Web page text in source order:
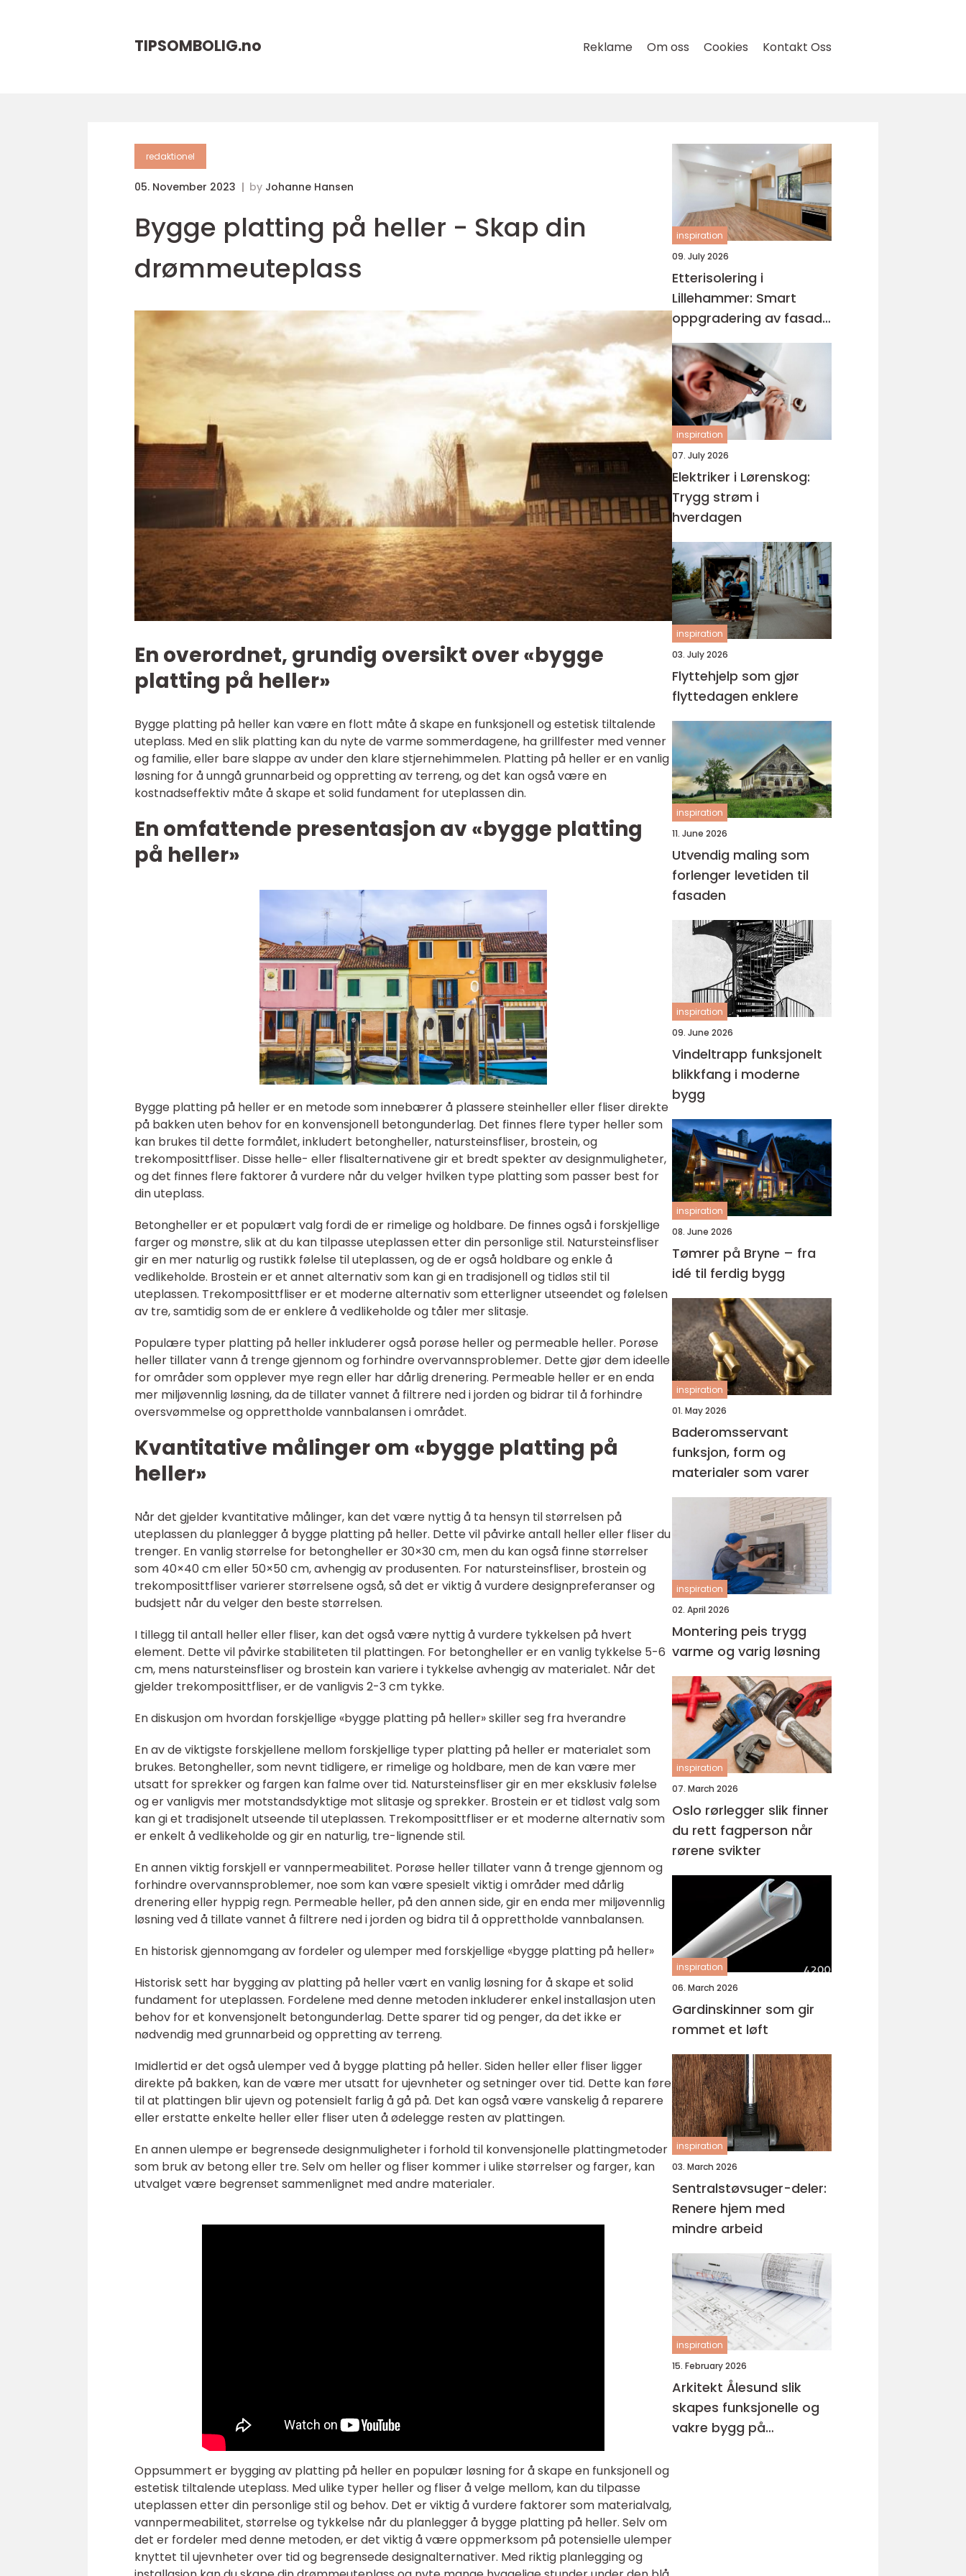
TIPSOMBOLIG.no Reklame Om oss Cookies Kontakt Oss
redaktionel
05. November 2023 by Johanne Hansen
Bygge platting på heller - Skap din
drømmeuteplass
En overordnet, grundig oversikt over «bygge
platting på heller»
Bygge platting på heller kan være en flott måte å skape en funksjonell og estetisk tiltalende
uteplass. Med en slik platting kan du nyte de varme sommerdagene, ha grillfester med venner
og familie, eller bare slappe av under den klare stjernehimmelen. Platting på heller er en vanlig
løsning for å unngå grunnarbeid og oppretting av terreng, og det kan også være en
kostnadseffektiv måte å skape et solid fundament for uteplassen din.
En omfattende presentasjon av «bygge platting
på heller»
Bygge platting på heller er en metode som innebærer å plassere steinheller eller fliser direkte
på bakken uten behov for en konvensjonell betongunderlag. Det finnes flere typer heller som
kan brukes til dette formålet, inkludert betongheller, natursteinsfliser, brostein, og
trekomposittfliser. Disse helle- eller flisalternativene gir et bredt spekter av designmuligheter,
og det finnes flere faktorer å vurdere når du velger hvilken type platting som passer best for
din uteplass.
Betongheller er et populært valg fordi de er rimelige og holdbare. De finnes også i forskjellige
farger og mønstre, slik at du kan tilpasse uteplassen etter din personlige stil. Natursteinsfliser
gir en mer naturlig og rustikk følelse til uteplassen, og de er også holdbare og enkle å
vedlikeholde. Brostein er et annet alternativ som kan gi en tradisjonell og tidløs stil til
uteplassen. Trekomposittfliser er et moderne alternativ som etterligner utseendet og følelsen
av tre, samtidig som de er enklere å vedlikeholde og tåler mer slitasje.
Populære typer platting på heller inkluderer også porøse heller og permeable heller. Porøse
heller tillater vann å trenge gjennom og forhindre overvannsproblemer. Dette gjør dem ideelle
for områder som opplever mye regn eller har dårlig drenering. Permeable heller er en enda
mer miljøvennlig løsning, da de tillater vannet å filtrere ned i jorden og bidrar til å forhindre
oversvømmelse og opprettholde vannbalansen i området.
Kvantitative målinger om «bygge platting på
heller»
Når det gjelder kvantitative målinger, kan det være nyttig å ta hensyn til størrelsen på
uteplassen du planlegger å bygge platting på heller. Dette vil påvirke antall heller eller fliser du
trenger. En vanlig størrelse for betongheller er 30×30 cm, men du kan også finne størrelser
som 40×40 cm eller 50×50 cm, avhengig av produsenten. For natursteinsfliser, brostein og
trekomposittfliser varierer størrelsene også, så det er viktig å vurdere designpreferanser og
budsjett når du velger den beste størrelsen.
I tillegg til antall heller eller fliser, kan det også være nyttig å vurdere tykkelsen på hvert
element. Dette vil påvirke stabiliteten til plattingen. For betongheller er en vanlig tykkelse 5-6
cm, mens natursteinsfliser og brostein kan variere i tykkelse avhengig av materialet. Når det
gjelder trekomposittfliser, er de vanligvis 2-3 cm tykke.
En diskusjon om hvordan forskjellige «bygge platting på heller» skiller seg fra hverandre
En av de viktigste forskjellene mellom forskjellige typer platting på heller er materialet som
brukes. Betongheller, som nevnt tidligere, er rimelige og holdbare, men de kan være mer
utsatt for sprekker og fargen kan falme over tid. Natursteinsfliser gir en mer eksklusiv følelse
og er vanligvis mer motstandsdyktige mot slitasje og sprekker. Brostein er et tidløst valg som
kan gi et tradisjonelt utseende til uteplassen. Trekomposittfliser er et moderne alternativ som
er enkelt å vedlikeholde og gir en naturlig, tre-lignende stil.
En annen viktig forskjell er vannpermeabilitet. Porøse heller tillater vann å trenge gjennom og
forhindre overvannsproblemer, noe som kan være spesielt viktig i områder med dårlig
drenering eller hyppig regn. Permeable heller, på den annen side, gir en enda mer miljøvennlig
løsning ved å tillate vannet å filtrere ned i jorden og bidra til å opprettholde vannbalansen.
En historisk gjennomgang av fordeler og ulemper med forskjellige «bygge platting på heller»
Historisk sett har bygging av platting på heller vært en vanlig løsning for å skape et solid
fundament for uteplassen. Fordelene med denne metoden inkluderer enkel installasjon uten
behov for et konvensjonelt betongunderlag. Dette sparer tid og penger, da det ikke er
nødvendig med grunnarbeid og oppretting av terreng.
Imidlertid er det også ulemper ved å bygge platting på heller. Siden heller eller fliser ligger
direkte på bakken, kan de være mer utsatt for ujevnheter og setninger over tid. Dette kan føre
til at plattingen blir ujevn og potensielt farlig å gå på. Det kan også være vanskelig å reparere
eller erstatte enkelte heller eller fliser uten å ødelegge resten av plattingen.
En annen ulempe er begrensede designmuligheter i forhold til konvensjonelle plattingmetoder
som bruk av betong eller tre. Selv om heller og fliser kommer i ulike størrelser og farger, kan
utvalget være begrenset sammenlignet med andre materialer.
Oppsummert er bygging av platting på heller en populær løsning for å skape en funksjonell og
estetisk tiltalende uteplass. Med ulike typer heller og fliser å velge mellom, kan du tilpasse
uteplassen etter din personlige stil og behov. Det er viktig å vurdere faktorer som materialvalg,
vannpermeabilitet, størrelse og tykkelse når du planlegger å bygge platting på heller. Selv om
det er fordeler med denne metoden, er det viktig å være oppmerksom på potensielle ulemper
knyttet til ujevnheter over tid og begrensede designalternativer. Med riktig planlegging og
inspiration
09. July 2026
Etterisolering i
Lillehammer: Smart
oppgradering av fasade
og bolig
inspiration
07. July 2026
Elektriker i Lørenskog:
Trygg strøm i
hverdagen
inspiration
03. July 2026
Flyttehjelp som gjør
flyttedagen enklere
inspiration
11. June 2026
Utvendig maling som
forlenger levetiden til
fasaden
inspiration
09. June 2026
Vindeltrapp funksjonelt
blikkfang i moderne
bygg
inspiration
08. June 2026
Tømrer på Bryne – fra
idé til ferdig bygg
inspiration
01. May 2026
Baderomsservant
funksjon, form og
materialer som varer
inspiration
02. April 2026
Montering peis trygg
varme og varig løsning
inspiration
07. March 2026
Oslo rørlegger slik finner
du rett fagperson når
rørene svikter
inspiration
06. March 2026
Gardinskinner som gir
rommet et løft
inspiration
03. March 2026
Sentralstøvsuger-deler:
Renere hjem med
mindre arbeid
inspiration
15. February 2026
Arkitekt Ålesund slik
skapes funksjonelle og
vakre bygg på